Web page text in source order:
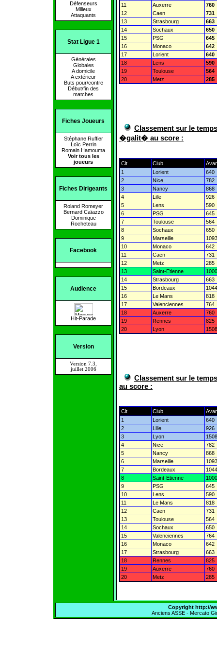
Défenseurs
Milieux
Attaquants
Stat Ligue 1
Générales
Globales
A domicile
A extérieur
Buts pour/contre
Début/fin des
matches
Fiches Joueurs
Stéphane Ruffier
Loïc Perrin
Romain Hamouma
Voir tous les
joueurs
Fiches Dirigeants
Roland Romeyer
Bernard Caïazzo
Dominique
Rocheteau
Facebook
Audience
Version
Version 7.3,
juillet 2006
11
Auxerre
760
12
Caen
731
13
Strasbourg
663
14
Sochaux
650
15
PSG
645
16
Monaco
642
17
Lorient
640
18
Lens
590
19
Toulouse
564
20
Metz 285
Classement sur le
�galit� au score :
Clt Club
1
Lorient
640
2
Nice
782
3
Nancy
868
4
Lille
926
5
Lens
590
6
PSG
645
7
Toulouse
564
8
Sochaux
650
9
Marseille
1093
10
Monaco
642
11
Caen
731
12
Metz
285
13
Saint-Etienne
1000
14
Strasbourg
663
15
Bordeaux
1044
16
Le Mans
818
17
Valenciennes
764
18
Auxerre
760
19
Rennes
825
20
Lyon 1508
Classement sur le
au score :
Clt Club
1
Lorient
640
2
Lille
926
3
Lyon
1508
4
Nice
782
5
Nancy
868
6
Marseille
1093
7
Bordeaux
1044
8
Saint-Etienne
1000
9
PSG
645
10
Lens
590
11
Le Mans
818
12
Caen
731
13
Toulouse
564
14
Sochaux
650
15
Valenciennes
764
16
Monaco
642
17
Strasbourg
663
18
Rennes
825
19
Auxerre
760
20
Metz 285
Copyright http://
Anciens ASSE - Mercato